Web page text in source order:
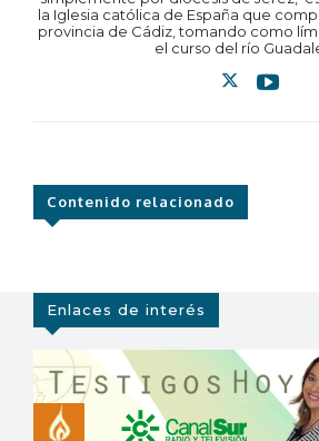
la Iglesia católica de España que
provincia de Cádiz, tomando como
el curso del río
Contenido relacionado
Enlaces de interés